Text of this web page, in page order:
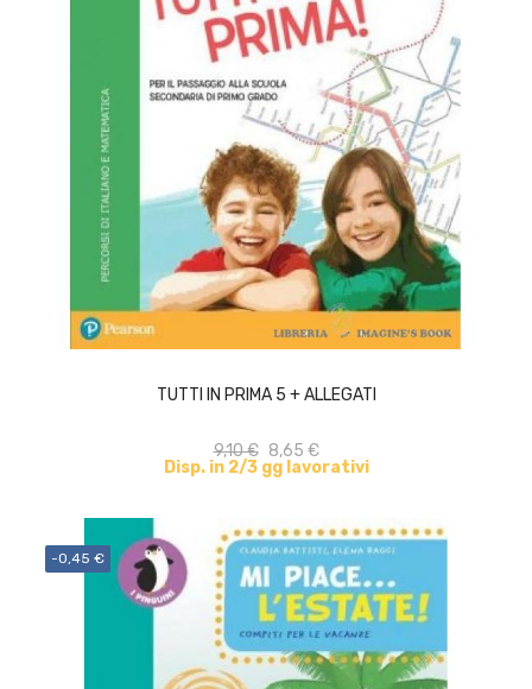
TUTTI IN PRIMA 5 + ALLEGATI
9,10 € 8,65 €
Disp. in 2/3 gg lavorativi
ACQUISTA
-0,45 €